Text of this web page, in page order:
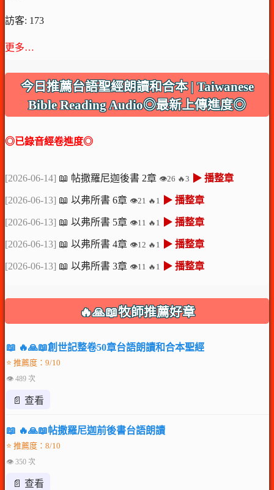
訪客: 173
更多…
今日推薦台語聖經朗讀和合本 | Taiwanese
Bible Reading Audio◎最新上傳進度◎
◎已錄音經卷進度◎
[2026-06-14] 📖 帖撒羅尼迦後書 2章 👁️26 🔥3 ▶ 播整章
[2026-06-13] 📖 以弗所書 6章 👁️21 🔥1 ▶ 播整章
[2026-06-13] 📖 以弗所書 5章 👁️11 🔥1 ▶ 播整章
[2026-06-13] 📖 以弗所書 4章 👁️12 🔥1 ▶ 播整章
[2026-06-13] 📖 以弗所書 3章 👁️11 🔥1 ▶ 播整章
🔥🙏📖牧師推薦好章
📖 🔥🙏📖創世記整卷50章台語朗讀和合本聖經
⭐ 推薦度：9/10
👁 489 次
📄 查看
📖 🔥🙏📖帖撒羅尼迦前後書台語朗讀
⭐ 推薦度：8/10
👁 350 次
📄 查看